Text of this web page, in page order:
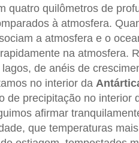
quatro quilômetros de
à atmosfera.
a atmosfera e o
na atmosfera.
de anéis de
no interior da
de precipitação no interior
afirmar
que temperaturas